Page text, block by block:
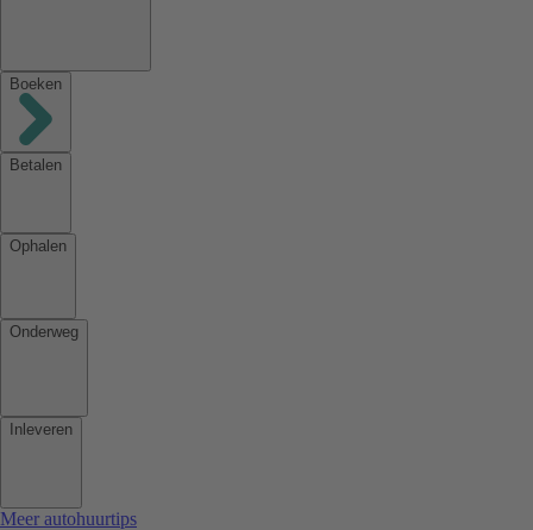
Boeken
Betalen
Ophalen
Onderweg
Inleveren
Meer autohuurtips